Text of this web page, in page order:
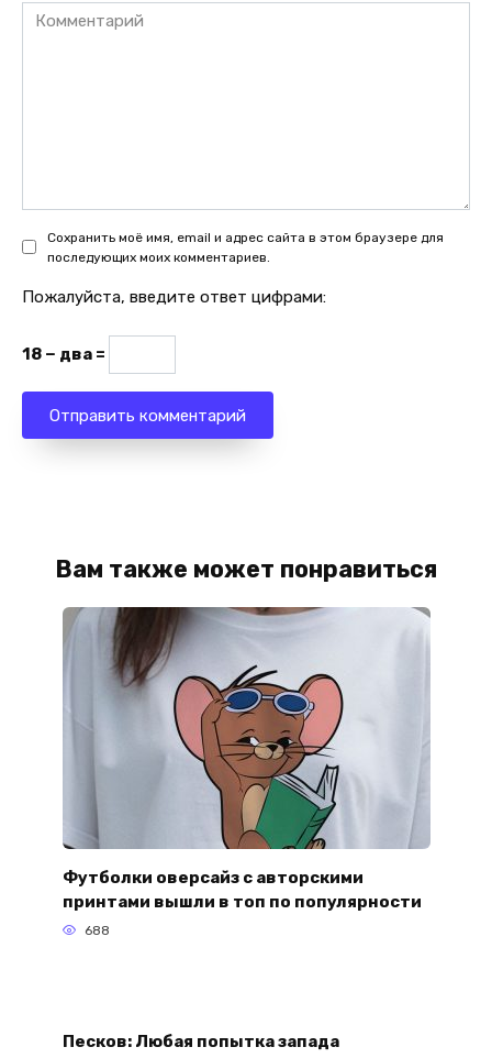
Комментарий
Сохранить моё имя, email и адрес сайта в этом браузере для
последующих моих комментариев.
Пожалуйста, введите ответ цифрами:
18 − два =
Вам также может понравиться
Футболки оверсайз с авторскими
принтами вышли в топ по популярности
688
Песков: Любая попытка запада